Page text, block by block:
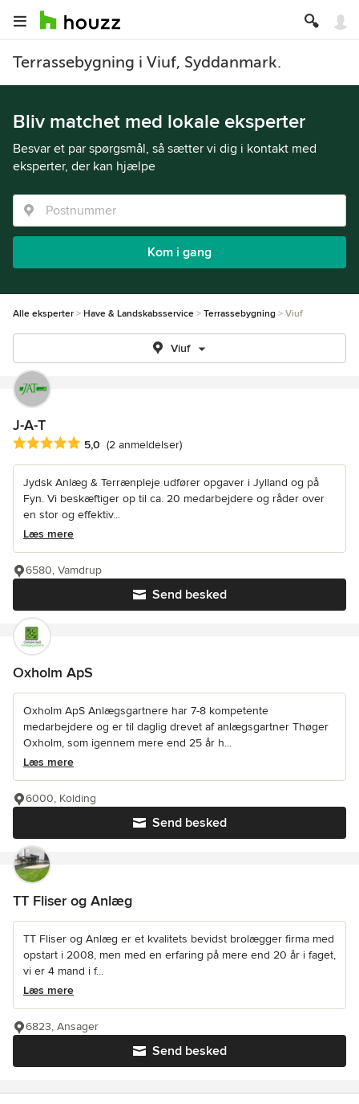
Terrassebygning i Viuf, Syddanmark.
Bliv matchet med lokale eksperter
Besvar et par spørgsmål, så sætter vi dig i kontakt med
eksperter, der kan hjælpe
Kom i gang
Alle eksperter Have & Landskabsservice Terrassebygning Viuf
Viuf
J-A-T
Gennemsnitlig bedømmelse: 5 ud af 5 stjerner
5,0 (2 anmeldelser)
Jydsk Anlæg & Terrænpleje udfører opgaver i Jylland og på
Fyn. Vi beskæftiger op til ca. 20 medarbejdere og råder over
en stor og effektiv...
Læs mere
Send besked
6580, Vamdrup
Oxholm ApS
Oxholm ApS Anlægsgartnere har 7-8 kompetente
medarbejdere og er til daglig drevet af anlægsgartner Thøger
Oxholm, som igennem mere end 25 år h...
Læs mere
Send besked
6000, Kolding
TT Fliser og Anlæg
TT Fliser og Anlæg er et kvalitets bevidst brolægger firma med
opstart i 2008, men med en erfaring på mere end 20 år i faget,
vi er 4 mand i f...
Læs mere
Send besked
6823, Ansager